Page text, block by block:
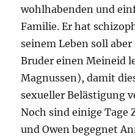
wohlhabenden und
Familie. Er hat
seinem Leben soll
Bruder einen Meineid
Magnussen), damit
sexueller Belästigung
Noch sind einige Tage
und Owen begegnet